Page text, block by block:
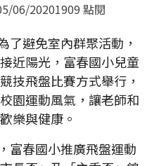
06/20201909 點閱
避免室內群聚活動，
近陽光，富春國小兒童
技飛盤比賽方式舉行，
園運動風氣，讓老師和
樂與健康。
春國小推廣飛盤運動